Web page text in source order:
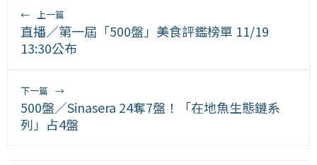
← 上一篇
直播／第一屆「500盤」美食評鑑榜單 11/19
13:30公布
下一篇 →
500盤／Sinasera 24奪7盤！「在地魚生態鏈系
列」占4盤